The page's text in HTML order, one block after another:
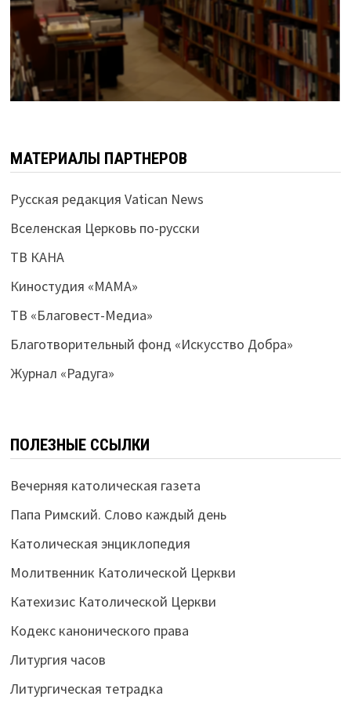
МАТЕРИАЛЫ ПАРТНЕРОВ
Русская редакция Vatican News
Вселенская Церковь по-русски
ТВ КАНА
Киностудия «МАМА»
ТВ «Благовест-Медиа»
Благотворительный фонд «Искусство Добра»
Журнал «Радуга»
ПОЛЕЗНЫЕ ССЫЛКИ
Вечерняя католическая газета
Папа Римский. Слово каждый день
Католическая энциклопедия
Молитвенник Католической Церкви
Катехизис Католической Церкви
Кодекс канонического права
Литургия часов
Литургическая тетрадка